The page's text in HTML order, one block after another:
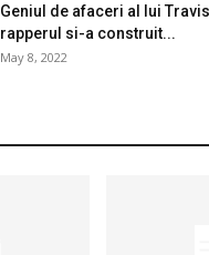
Geniul de afaceri al lui
rapperul si-a construit...
May 8, 2022